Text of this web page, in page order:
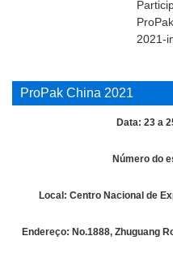
ProPak China 2021
Data: 23 a
Número do
Local: Centro Nacional de
Endereço: No.1888, Zhuguang